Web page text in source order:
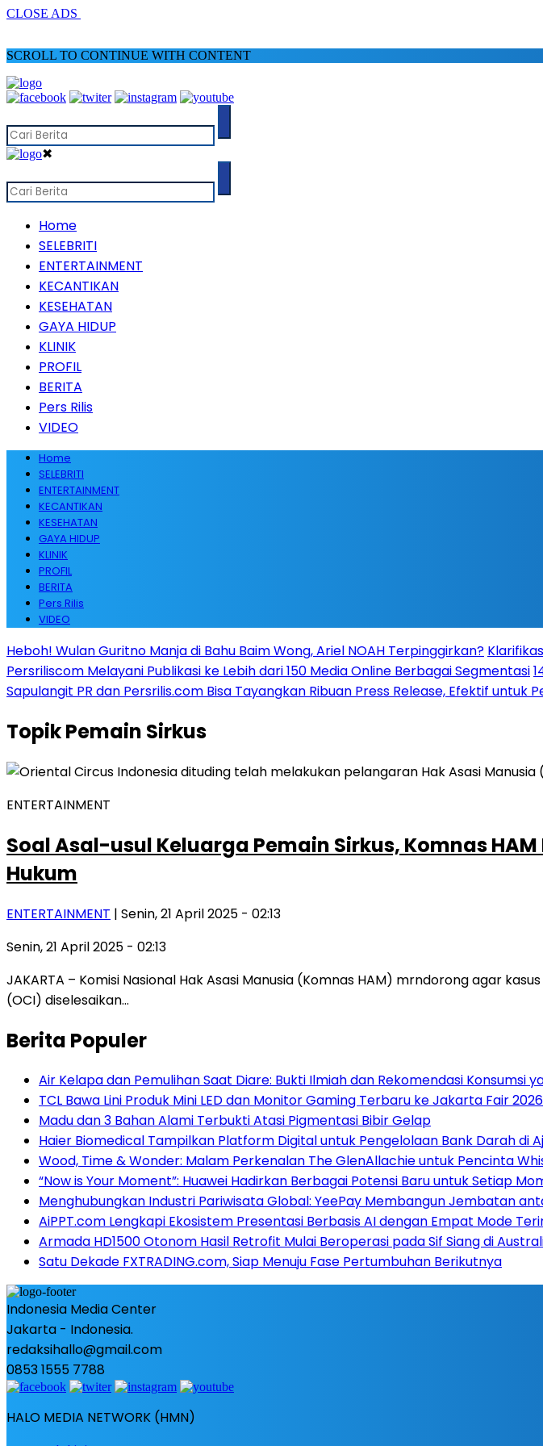
CLOSE ADS
SCROLL TO CONTINUE WITH CONTENT
✖
Home
SELEBRITI
ENTERTAINMENT
KECANTIKAN
KESEHATAN
GAYA HIDUP
KLINIK
PROFIL
BERITA
Pers Rilis
VIDEO
Home
SELEBRITI
ENTERTAINMENT
KECANTIKAN
KESEHATAN
GAYA HIDUP
KLINIK
PROFIL
BERITA
Pers Rilis
VIDEO
Heboh! Wulan Guritno Manja di Bahu Baim Wong, Ariel NOAH Terpinggirkan?
Persriliscom Melayani Publikasi ke Lebih dari 150 Media Online Berbagai Segmentasi
Sapulangit PR dan Persrilis.com Bisa Tayangkan Ribuan Press Release, Efektif untuk
TopikPemain Sirkus
ENTERTAINMENT
Soal Asal-usul Keluarga Pemain Sirkus, Komnas
Hukum
ENTERTAINMENT | Senin, 21 April 2025 - 02:13
Senin, 21 April 2025 - 02:13
JAKARTA – Komisi Nasional Hak Asasi Manusia (Komnas HAM) mrndorong agar
(OCI) diselesaikan…
Berita Populer
Air Kelapa dan Pemulihan Saat Diare: Bukti Ilmiah dan Rekomendasi Konsumsi
TCL Bawa Lini Produk Mini LED dan Monitor Gaming Terbaru ke Jakarta Fair 2026
Madu dan 3 Bahan Alami Terbukti Atasi Pigmentasi Bibir Gelap
Haier Biomedical Tampilkan Platform Digital untuk Pengelolaan Bank Darah di
Wood, Time & Wonder: Malam Perkenalan The GlenAllachie untuk Pencinta
“Now is Your Moment”: Huawei Hadirkan Berbagai Potensi Baru untuk Setiap
Menghubungkan Industri Pariwisata Global: YeePay Membangun Jembatan
AiPPT.com Lengkapi Ekosistem Presentasi Berbasis AI dengan Empat Mode
Armada HD1500 Otonom Hasil Retrofit Mulai Beroperasi pada Sif Siang di
Satu Dekade FXTRADING.com, Siap Menuju Fase Pertumbuhan Berikutnya
Indonesia Media Center
Jakarta - Indonesia.
redaksihallo@gmail.com
0853 1555 7788
HALO MEDIA NETWORK (HMN)